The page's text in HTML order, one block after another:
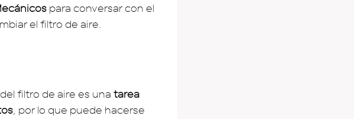
para conversar con el
el filtro de aire.
filtro de aire es una tarea
, por lo que puede hacerse